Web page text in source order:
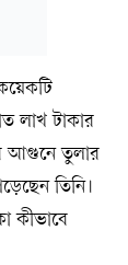
লাখ টাকার
আগুনে তুলার
তিনি।
কীভাবে